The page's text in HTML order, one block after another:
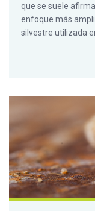
que se suele
enfoque más
silvestre utilizada
Investigadores